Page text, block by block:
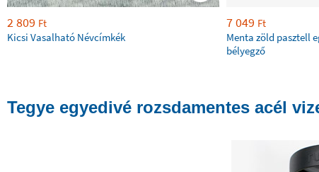
2 809 Ft
Kicsi Vasalható Névcímkék
7 049 Ft
Menta zöld pasztell
bélyegző
Tegye egyedivé rozsdamentes acél